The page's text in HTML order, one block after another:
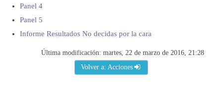
Panel 4
Panel 5
Informe Resultados No decidas por la cara
Última modificación: martes, 22 de marzo de 2016, 21:28
Volver a: Acciones